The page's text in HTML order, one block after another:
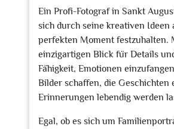
Ein Profi-Fotograf in Sankt
sich durch seine kreativen Ideen
perfekten Moment festzuhalten.
einzigartigen Blick für Details
Fähigkeit, Emotionen
Bilder schaffen, die Geschichten
Erinnerungen lebendig werden
Egal, ob es sich um